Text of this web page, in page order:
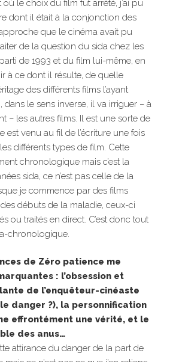
le choix du film fut arrêté, j’ai pu
dont il était à la conjonction des
que le cinéma avait pu
de la question du sida chez les
de 1993 et du film lui-même, en
à ce dont il résulte, de quelle
des différents films l’ayant
dans le sens inverse, il va irriguer – à
– les autres films. Il est une sorte de
est venu au fil de l’écriture une fois
différents types de film. Cette
chronologique mais c’est la
sida, ce n’est pas celle de la
je commence par des films
débuts de la maladie, ceux-ci
ou traités en direct. C’est donc tout
chronologique.
de Zéro patience me
: l’obsession et
de l’enquêteur-cinéaste
danger ?), la personnification
effrontément une vérité, et le
des anus…
attirance du danger de la part de